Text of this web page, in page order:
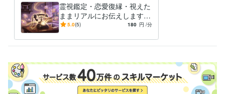
霊視鑑定・恋愛復縁・視えた
ままリアルにお伝えします
視えた本音を、そのまま声で
5.0(5) 180 円 /分